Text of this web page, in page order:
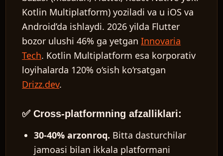
Kotlin Multiplatform) yoziladi va u iOS va
Android’da ishlaydi. 2026 yilda Flutter
bozor ulushi 46% ga yetganInnovaria
Tech. Kotlin Multiplatform esa korporativ
loyihalarda 120% o‘sish ko‘rsatgan
Drizz.dev.
✅ Cross-platformning afzalliklari:
30-40% arzonroq. Bitta dasturchilar
jamoasi bilan ikkala platformani